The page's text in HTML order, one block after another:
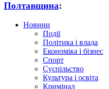
Полтавщина:
Новини
Події
Політика і влада
Економіка і бізнес
Спорт
Суспільство
Культура і освіта
Кримінал